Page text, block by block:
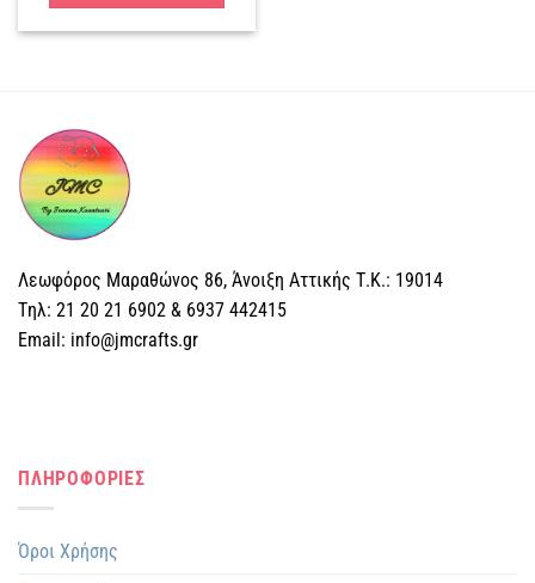
Λεωφόρος Μαραθώνος 86, Άνοιξη Αττικής Τ.Κ.: 19014
Tηλ: 21 20 21 6902 & 6937 442415
Email: info@jmcrafts.gr
ΠΛΗΡΟΦΟΡΙΕΣ
Όροι Χρήσης